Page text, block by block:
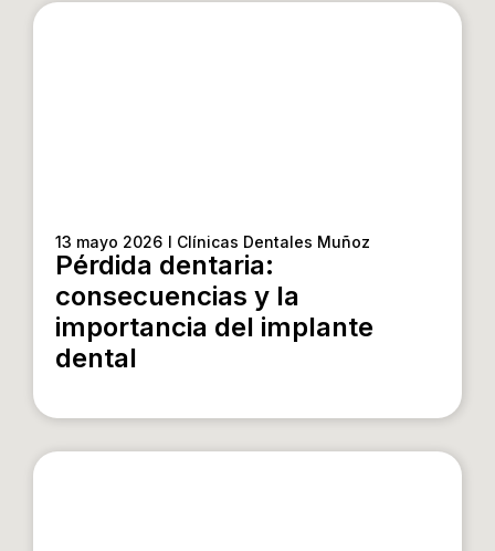
13 mayo 2026 I Clínicas Dentales Muñoz
Pérdida dentaria:
consecuencias y la
importancia del implante
dental